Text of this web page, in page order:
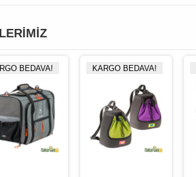
BEDAVA! KARGO BEDAVA!